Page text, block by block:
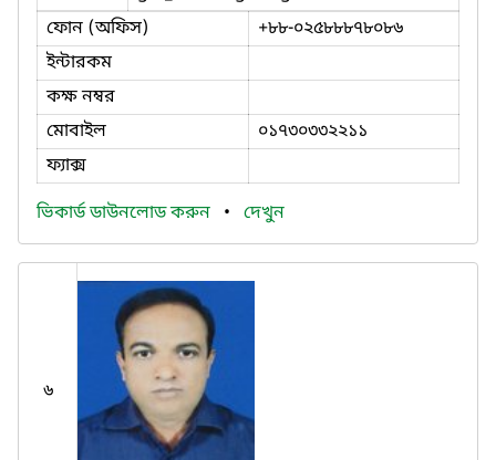
ফোন (অফিস)
+৮৮-০২৫৮৮৮৭৮০৮৬
ইন্টারকম
কক্ষ নম্বর
মোবাইল
০১৭৩০৩৩২২১১
ফ্যাক্স
ভিকার্ড ডাউনলোড করুন • দেখুন
৬